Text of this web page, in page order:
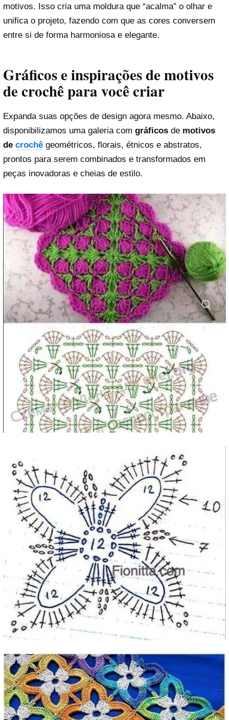
motivos. Isso cria uma moldura que “acalma” o olhar e
unifica o projeto, fazendo com que as cores conversem
entre si de forma harmoniosa e elegante.
Gráficos e inspirações de motivos
de crochê para você criar
Expanda suas opções de design agora mesmo. Abaixo,
disponibilizamos uma galeria com gráficos de motivos
de crochê geométricos, florais, étnicos e abstratos,
prontos para serem combinados e transformados em
peças inovadoras e cheias de estilo.